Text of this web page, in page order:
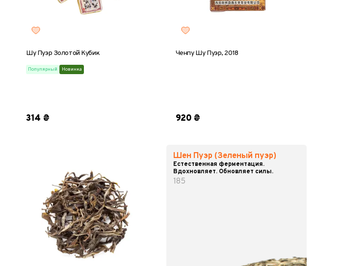
Шу Пуэр Золотой Кубик
Популярный Новинка
314 ₴
Ченпу Шу Пуэр, 2018
920 ₴
Шен Пуэр (Зеленый пуэр)
Естественная ферментация.
Вдохновляет. Обновляет силы.
185